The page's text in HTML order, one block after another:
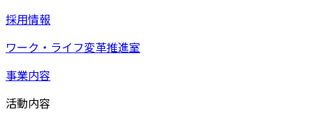
採用情報
ワーク・ライフ変革推進室
事業内容
活動内容